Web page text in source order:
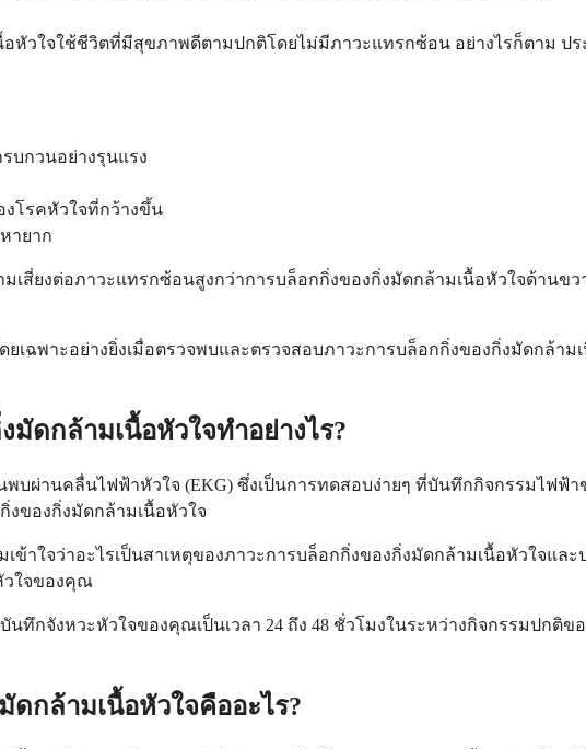
วใจใช้ชีวิตที่มีสุขภาพดีตามปกติโดยไม่มีภาวะแทรกซ้อน อย่างไรก็ตาม ปร
กวนอย่างรุนแรง
โรคหัวใจที่กว้างขึ้น
ายาก
เสี่ยงต่อภาวะแทรกซ้อนสูงกว่าการบล็อกกิ่งของกิ่งมัดกล้ามเนื้อหัวใจด้าน
ฉพาะอย่างยิ่งเมื่อตรวจพบและตรวจสอบภาวะการบล็อกกิ่งของกิ่งมัดกล้าม
ดกล้ามเนื้อหัวใจทำอย่างไร?
บผ่านคลื่นไฟฟ้าหัวใจ (EKG) ซึ่งเป็นการทดสอบง่ายๆ ที่บันทึกกิจกรรมไฟฟ้
ของกิ่งมัดกล้ามเนื้อหัวใจ
าใจว่าอะไรเป็นสาเหตุของภาวะการบล็อกกิ่งของกิ่งมัดกล้ามเนื้อหัวใจแ
วใจของคุณ
นทึกจังหวะหัวใจของคุณเป็นเวลา 24 ถึง 48 ชั่วโมงในระหว่างกิจกรรมปก
ดกล้ามเนื้อหัวใจคืออะไร?